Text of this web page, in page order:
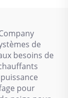
de
besoins de
pour